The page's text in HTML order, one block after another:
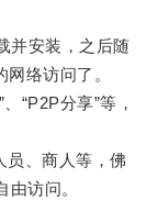
安装，之后随
络访问了。
“P2P分享”等，
、商人等，佛
访问。